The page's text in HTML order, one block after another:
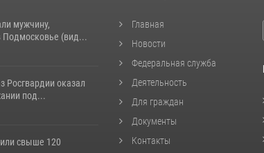
мужчину,
Подмосковье (вид...
Росгвардии оказал
под...
свыше 120
Главная
Новости
Федеральная служба
Деятельность
Для граждан
Документы
Контакты